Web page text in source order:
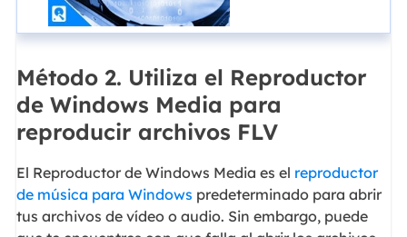
Método 2. Utiliza el Reproductor
de Windows Media para
reproducir archivos FLV
El Reproductor de Windows Media es el reproductor
de música para Windows predeterminado para abrir
tus archivos de vídeo o audio. Sin embargo, puede